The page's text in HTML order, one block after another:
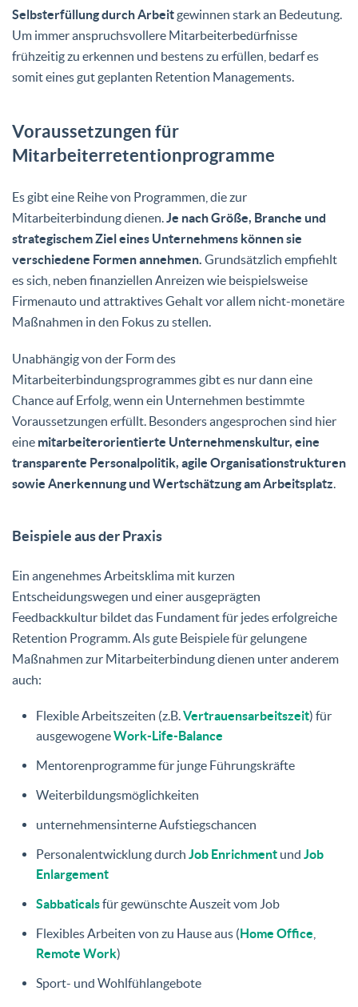
Selbsterfüllung durch Arbeitgewinnen stark an Bedeutung.
Um immer anspruchsvollere Mitarbeiterbedürfnisse
frühzeitig zu erkennen und bestens zu erfüllen, bedarf es
somit eines gut geplanten Retention Managements.
Voraussetzungen für
Mitarbeiterretentionprogramme
Es gibt eine Reihe von Programmen, die zur
Mitarbeiterbindung dienen.Je nach Größe, Branche und
strategischem Ziel eines Unternehmens können sie
verschiedene Formen annehmen. Grundsätzlich empfiehlt
es sich, neben finanziellen Anreizen wie beispielsweise
Firmenauto und attraktives Gehalt vor allem nicht-monetäre
Maßnahmen in den Fokus zu stellen.
Unabhängig von der Form des
Mitarbeiterbindungsprogrammes gibt es nur dann eine
Chance auf Erfolg, wenn ein Unternehmen bestimmte
Voraussetzungen erfüllt. Besonders angesprochen sind hier
eine mitarbeiterorientierte Unternehmenskultur, eine
transparente Personalpolitik, agile Organisationstrukturen
sowie Anerkennung und Wertschätzung am Arbeitsplatz.
Beispiele aus der Praxis
Ein angenehmes Arbeitsklima mit kurzen
Entscheidungswegen und einer ausgeprägten
Feedbackkultur bildet das Fundament für jedes erfolgreiche
Retention Programm. Als gute Beispiele für gelungene
Maßnahmen zur Mitarbeiterbindung dienen unter anderem
auch:
Flexible Arbeitszeiten (z.B.Vertrauensarbeitszeit) für
ausgewogeneWork-Life-Balance
Mentorenprogramme für junge Führungskräfte
Weiterbildungsmöglichkeiten
unternehmensinterne Aufstiegschancen
Personalentwicklung durch Job Enrichment und Job
Enlargement
Sabbaticalsfür gewünschte Auszeit vom Job
Flexibles Arbeiten von zu Hause aus (Home Office
Remote Work)
Sport- und Wohlfühlangebote